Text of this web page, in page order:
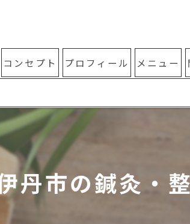
コンセプト プロフィール メニュー
市の鍼灸・整